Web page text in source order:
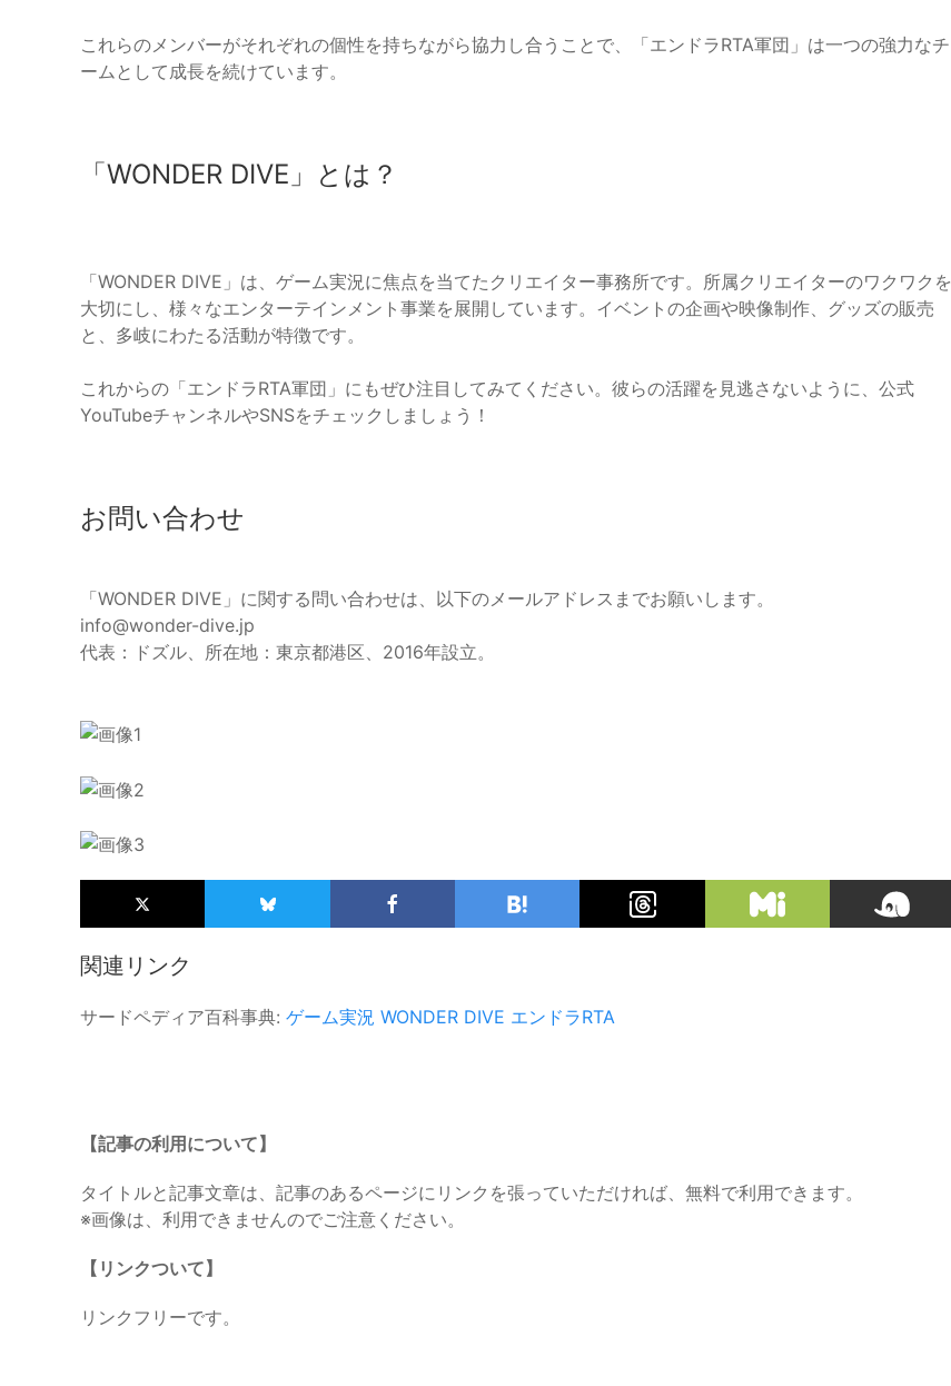
これらのメンバーがそれぞれの個性を持ちながら協力し合うことで、「エンドラRTA軍団」は一つの強力なチ
ームとして成長を続けています。
「WONDER DIVE」とは？
「WONDER DIVE」は、ゲーム実況に焦点を当てたクリエイター事務所です。所属クリエイターのワクワクを
大切にし、様々なエンターテインメント事業を展開しています。イベントの企画や映像制作、グッズの販売
と、多岐にわたる活動が特徴です。
これからの「エンドラRTA軍団」にもぜひ注目してみてください。彼らの活躍を見逃さないように、公式
YouTubeチャンネルやSNSをチェックしましょう！
お問い合わせ
「WONDER DIVE」に関する問い合わせは、以下のメールアドレスまでお願いします。
info@wonder-dive.jp
代表：ドズル、所在地：東京都港区、2016年設立。
関連リンク
サードペディア百科事典: ゲーム実況 WONDER DIVE エンドラRTA
【記事の利用について】
タイトルと記事文章は、記事のあるページにリンクを張っていただければ、無料で利用できます。
※画像は、利用できませんのでご注意ください。
【リンクついて】
リンクフリーです。